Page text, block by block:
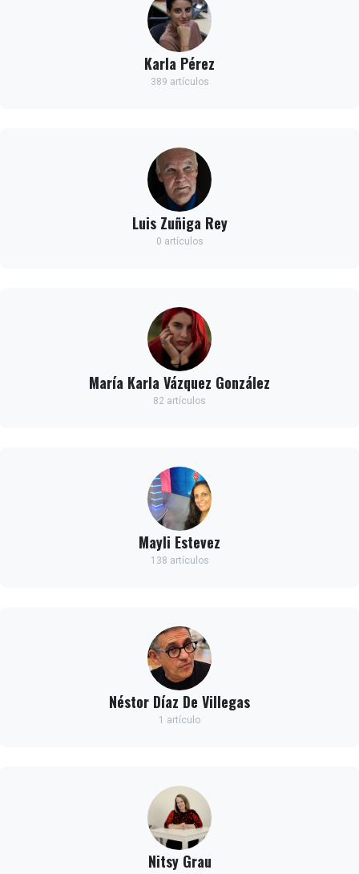
Karla Pérez
389 artículos
Luis Zuñiga Rey
0 artículos
María Karla Vázquez González
82 artículos
Mayli Estevez
138 artículos
Néstor Díaz De Villegas
1 artículo
Nitsy Grau